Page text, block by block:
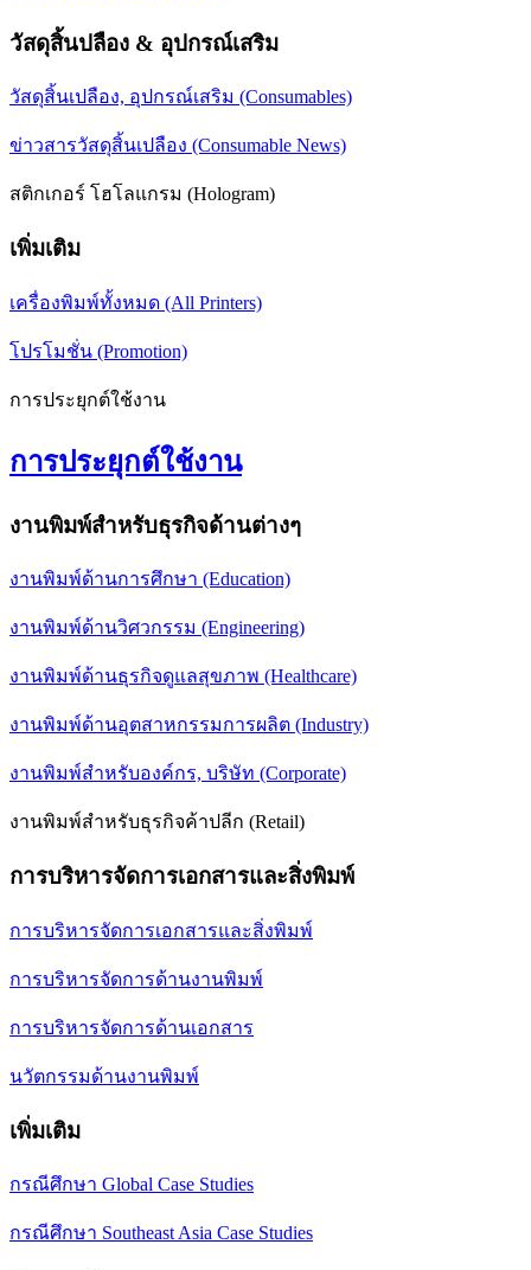
วัสดุสิ้นปลือง & อุปกรณ์เสริม
วัสดุสิ้นเปลือง, อุปกรณ์เสริม (Consumables)
ข่าวสารวัสดุสิ้นเปลือง (Consumable News)
สติกเกอร์ โฮโลแกรม (Hologram)
เพิ่มเติม
เครื่องพิมพ์ทั้งหมด (All Printers)
โปรโมชั่น (Promotion)
การประยุกต์ใช้งาน
การประยุกต์ใช้งาน
งานพิมพ์สำหรับธุรกิจด้านต่างๆ
งานพิมพ์ด้านการศึกษา (Education)
งานพิมพ์ด้านวิศวกรรม (Engineering)
งานพิมพ์ด้านธุรกิจดูแลสุขภาพ (Healthcare)
งานพิมพ์ด้านอุตสาหกรรมการผลิต (Industry)
งานพิมพ์สำหรับองค์กร, บริษัท (Corporate)
งานพิมพ์สำหรับธุรกิจค้าปลีก (Retail)
การบริหารจัดการเอกสารและสิ่งพิมพ์
การบริหารจัดการเอกสารและสิ่งพิมพ์
การบริหารจัดการด้านงานพิมพ์
การบริหารจัดการด้านเอกสาร
นวัตกรรมด้านงานพิมพ์
เพิ่มเติม
กรณีศึกษา Global Case Studies
กรณีศึกษา Southeast Asia Case Studies